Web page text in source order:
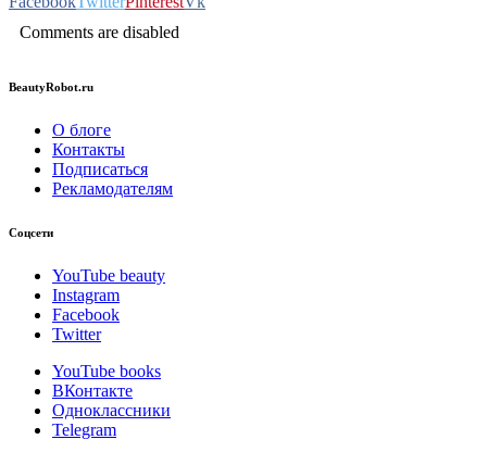
Comments are disabled
BeautyRobot.ru
О блоге
Контакты
Подписаться
Рекламодателям
Соцсети
YouTube beauty
Instagram
Facebook
Twitter
YouTube books
ВКонтакте
Одноклассники
Telegram